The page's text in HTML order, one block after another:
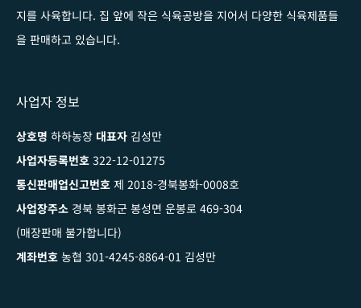
지를 사육합니다. 집 앞에 작은 식육공방을 지어서 다양한 식육제품들
을 판매하고 있습니다.
사업자 정보
상호명 하하농장 대표자 김성만
사업자등록번호 322-12-01275
통신판매업신고번호 제 2018-경북봉화-0008호
사업장주소 경북 봉화군 봉성면 운봉로 469-304
(매장판매 불가합니다)
계좌번호 농협 301-4245-8864-01 김성만